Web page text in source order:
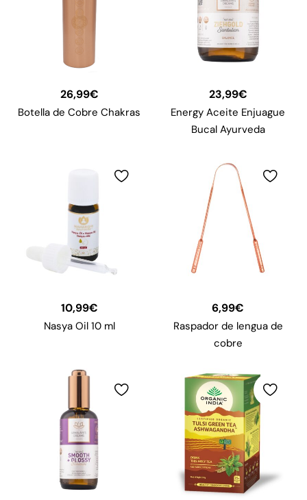
26,99€
Botella de Cobre Chakras
23,99€
Energy Aceite Enjuague
Bucal Ayurveda
10,99€
Nasya Oil 10 ml
6,99€
Raspador de lengua de
cobre